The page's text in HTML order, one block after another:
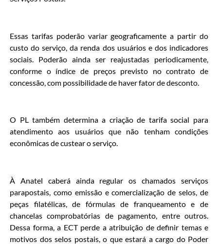
Essas tarifas poderão variar geograficamente a partir do
custo do serviço, da renda dos usuários e dos indicadores
sociais. Poderão ainda ser reajustadas periodicamente,
conforme o índice de preços previsto no contrato de
concessão, com possibilidade de haver fator de desconto.
O PL também determina a criação de tarifa social para
atendimento aos usuários que não tenham condições
econômicas de custear o serviço.
À Anatel caberá ainda regular os chamados serviços
parapostais, como emissão e comercialização de selos, de
peças filatélicas, de fórmulas de franqueamento e de
chancelas comprobatórias de pagamento, entre outros.
Dessa forma, a ECT perde a atribuição de definir temas e
motivos dos selos postais, o que estará a cargo do Poder